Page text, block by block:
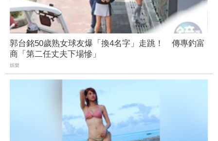
郭台銘50歲熟女球友爆「換4名字」走跳！ 傳專釣富
商「第二任丈夫下場慘」
娛樂